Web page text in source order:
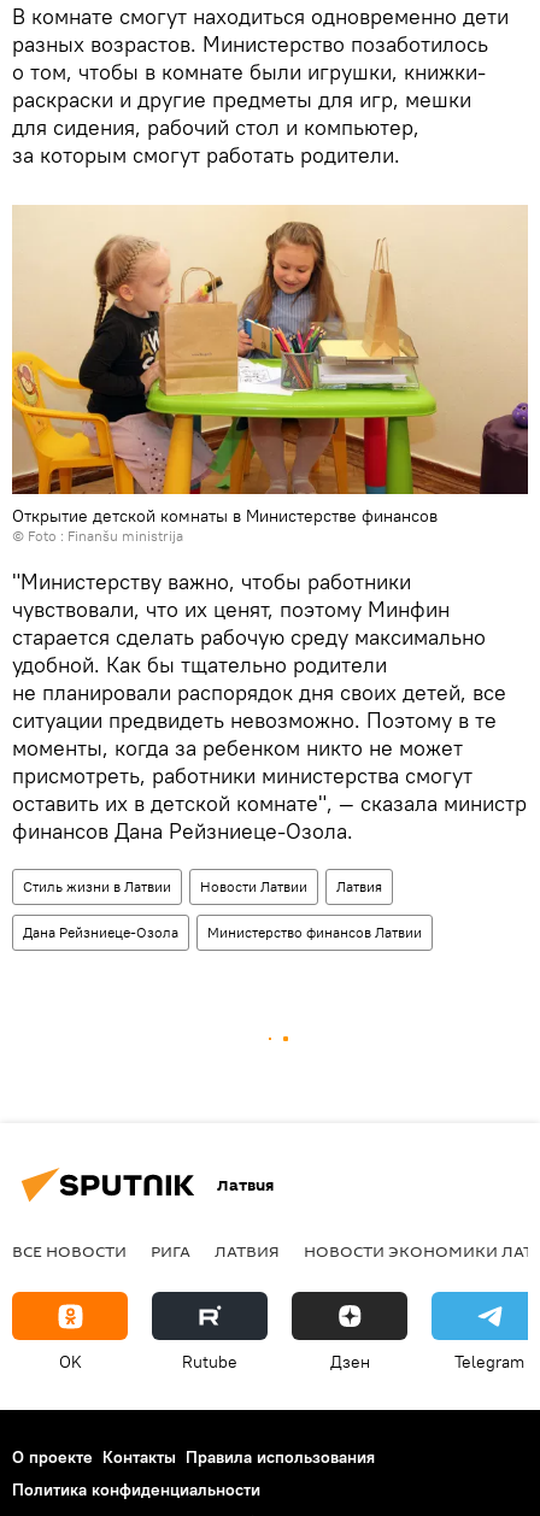
В комнате смогут находиться одновременно дети
разных возрастов. Министерство позаботилось
о том, чтобы в комнате были игрушки, книжки-
раскраски и другие предметы для игр, мешки
для сидения, рабочий стол и компьютер,
за которым смогут работать родители.
Открытие детской комнаты в Министерстве финансов
© Foto : Finanšu ministrija
"Министерству важно, чтобы работники
чувствовали, что их ценят, поэтому Минфин
старается сделать рабочую среду максимально
удобной. Как бы тщательно родители
не планировали распорядок дня своих детей, все
ситуации предвидеть невозможно. Поэтому в те
моменты, когда за ребенком никто не может
присмотреть, работники министерства смогут
оставить их в детской комнате", — сказала министр
финансов Дана Рейзниеце-Озола.
Стиль жизни в Латвии Новости Латвии Латвия
Дана Рейзниеце-Озола Министерство финансов Латвии
Латвия
ВСЕ НОВОСТИ РИГА ЛАТВИЯ НОВОСТИ ЭКОНОМИКИ
OK Rutube Дзен Telegram
О проекте Контакты Правила использования
Политика конфиденциальности